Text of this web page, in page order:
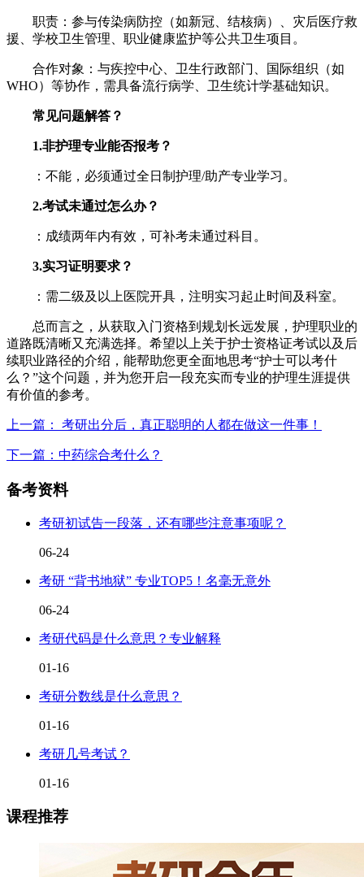
职责：参与传染病防控（如新冠、结核病）、灾后医疗救
援、学校卫生管理、职业健康监护等公共卫生项目。
合作对象：与疾控中心、卫生行政部门、国际组织（如
WHO）等协作，需具备流行病学、卫生统计学基础知识。
常见问题解答？
1.非护理专业能否报考？
：不能，必须通过全日制护理/助产专业学习。
2.考试未通过怎么办？
：成绩两年内有效，可补考未通过科目。
3.实习证明要求？
：需二级及以上医院开具，注明实习起止时间及科室。
总而言之，从获取入门资格到规划长远发展，护理职业的
道路既清晰又充满选择。希望以上关于护士资格证考试以及后
续职业路径的介绍，能帮助您更全面地思考“护士可以考什
么？”这个问题，并为您开启一段充实而专业的护理生涯提供
有价值的参考。
上一篇： 考研出分后，真正聪明的人都在做这一件事！
下一篇：中药综合考什么？
备考资料
考研初试告一段落，还有哪些注意事项呢？
06-24
考研 “背书地狱” 专业TOP5！名毫无意外
06-24
考研代码是什么意思？专业解释
01-16
考研分数线是什么意思？
01-16
考研几号考试？
01-16
课程推荐